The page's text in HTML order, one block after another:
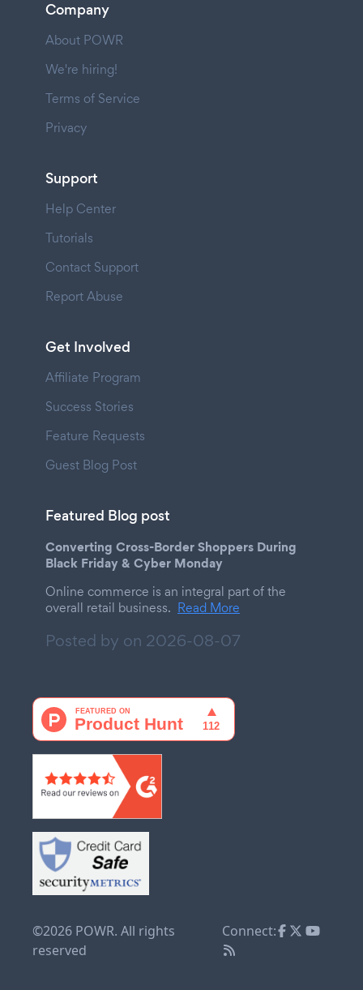
Company
About POWR
We're hiring!
Terms of Service
Privacy
Support
Help Center
Tutorials
Contact Support
Report Abuse
Get Involved
Affiliate Program
Success Stories
Feature Requests
Guest Blog Post
Featured Blog post
Converting Cross-Border Shoppers During
Black Friday & Cyber Monday
Online commerce is an integral part of the
overall retail business. Read More
Posted by on 2026-08-07
©2026 POWR. All rights
reserved
Connect: